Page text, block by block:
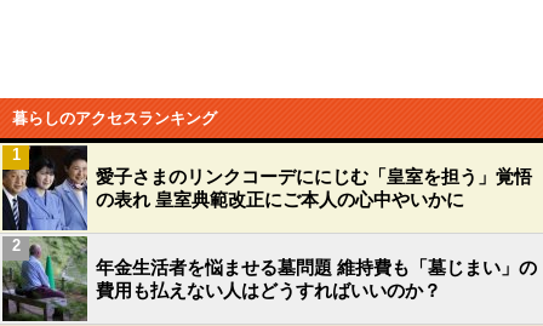
暮らしのアクセスランキング
愛子さまのリンクコーデににじむ「皇室を担う」覚悟
の表れ 皇室典範改正にご本人の心中やいかに
1
年金生活者を悩ませる墓問題 維持費も「墓じまい」の
費用も払えない人はどうすればいいのか？
2